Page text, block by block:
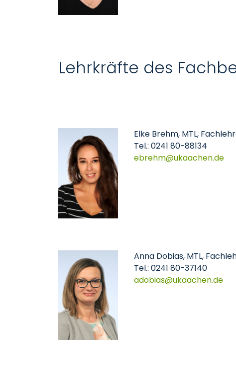
Lehrkräfte des
Elke Brehm, MTL,
Tel.: 0241 80-88134
​​​​​​​ebrehm
ukaachende
Anna Dobias, MTL,
Tel.: 0241 80-37140
adobias
ukaachende